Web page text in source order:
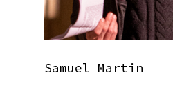
Samuel Martin